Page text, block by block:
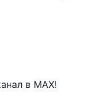
в MAX!